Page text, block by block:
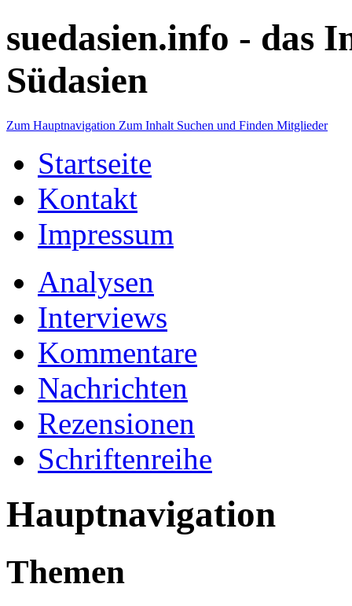
suedasien.info - das
Südasien
Zum Hauptnavigation Zum Inhalt Suchen und Finden Mitglieder
Startseite
Kontakt
Impressum
Analysen
Interviews
Kommentare
Nachrichten
Rezensionen
Schriftenreihe
Hauptnavigation
Themen